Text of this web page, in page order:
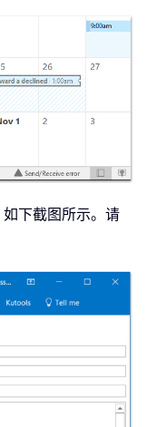
下截图所示。请